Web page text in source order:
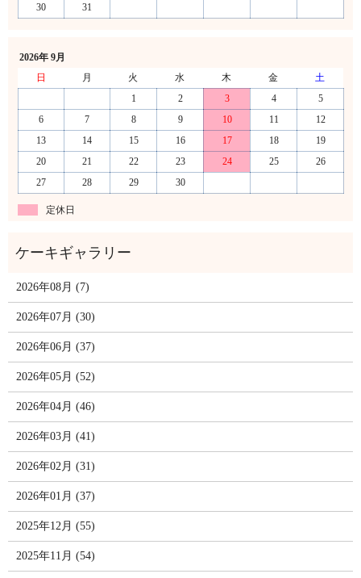
30
31
2026年 9月
日
月 火 水 木 金
土
1
2 3 4
5
6
7 8 9 10 11
12
13
14 15 16 17 18
19
20
21 22 23 24 25
26
27
28 29 30
定休日
2026年08月 (7)
2026年07月 (30)
2026年06月 (37)
2026年05月 (52)
2026年04月 (46)
2026年03月 (41)
2026年02月 (31)
2026年01月 (37)
2025年12月 (55)
2025年11月 (54)